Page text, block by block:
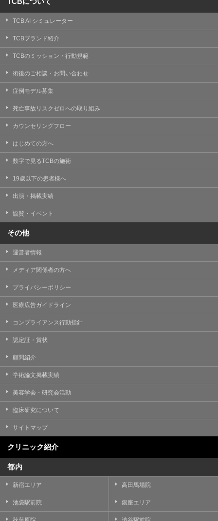
TCB AI シミュレーター
TCBブランド紹介
TCBのミッション・行動規範
術後のご相談・お問い合わせ
症例モデル募集
死亡事故リスクゼロへの取り組み
カウンセリングフロー
はじめての方へ
数字で見るTCBの施術
19歳以下の患者様へ
出演・掲載実績
協賛・イベント
その他
運営者情報
メディア関係者の方へ
プライバシーポリシー
医療広告ガイドライン
コンプライアンス行動指針
認定証・賞状
顧問紹介
学術論文掲載実績
美容学会・研究会活動
臨床研究について
サイトマップ
クリニック紹介
都内
新宿エリア 高田馬場院
池袋駅前院 銀座エリア